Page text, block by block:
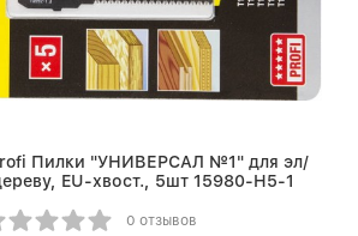
Пилки "УНИВЕРСАЛ №1" для эл/
EU-хвост., 5шт 15980-H5-1
0 отзывов